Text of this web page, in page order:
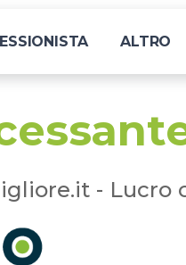
ALTRO
- Lucro